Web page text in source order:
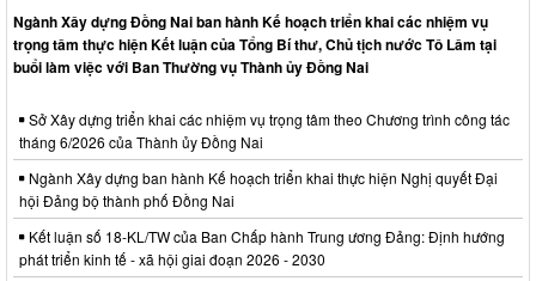
Ngành Xây dựng Đồng Nai ban hành Kế hoạch triển khai các nhiệm vụ
trọng tâm thực hiện Kết luận của Tổng Bí thư, Chủ tịch nước Tô Lâm tại
buổi làm việc với Ban Thường vụ Thành ủy Đồng Nai
Sở Xây dựng triển khai các nhiệm vụ trọng tâm theo Chương trình công tác
tháng 6/2026 của Thành ủy Đồng Nai
Ngành Xây dựng ban hành Kế hoạch triển khai thực hiện Nghị quyết Đại
hội Đảng bộ thành phố Đồng Nai
Kết luận số 18-KL/TW của Ban Chấp hành Trung ương Đảng: Định hướng
phát triển kinh tế - xã hội giai đoạn 2026 - 2030